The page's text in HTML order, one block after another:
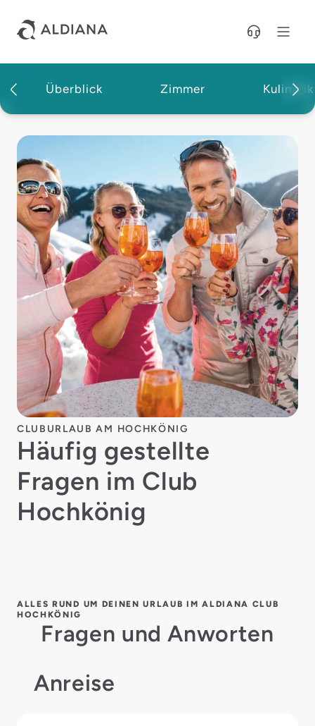
Überblick Zimmer Kulinarik
Aldiana Club Hochkönig
CLUBURLAUB AM HOCHKÖNIG
Häufig gestellte
Fragen im Club
Hochkönig
ALLES RUND UM DEINEN URLAUB IM ALDIANA CLUB
HOCHKÖNIG
Fragen und Anworten
Anreise